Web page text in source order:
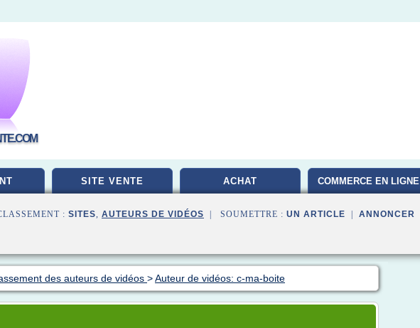
SITE VENTE ACHAT COMMERCE EN LIGNE
: SITES, AUTEURS DE VIDÉOS | SOUMETTRE : UN ARTICLE ANNONCER
des auteurs de vidéos >Auteur de vidéos: c-ma-boite